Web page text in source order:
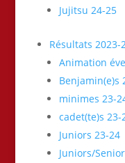
Jujitsu 24-25
Résultats 2023-
Animation
Benjamin(e)s
minimes 23-
cadet(te)s 23-
Juniors 23-24
Juniors/